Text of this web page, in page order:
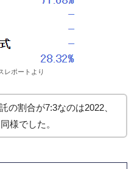
レポートより
の割合が7:3なのは2022、
様でした。